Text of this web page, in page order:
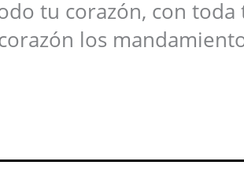
tu corazón, con
los